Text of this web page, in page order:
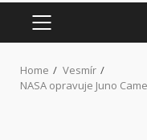
PRIMARY
MENU
Home
Vesmír
NASA opravuje Juno